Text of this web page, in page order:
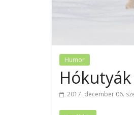
Humor
2017. december 06.